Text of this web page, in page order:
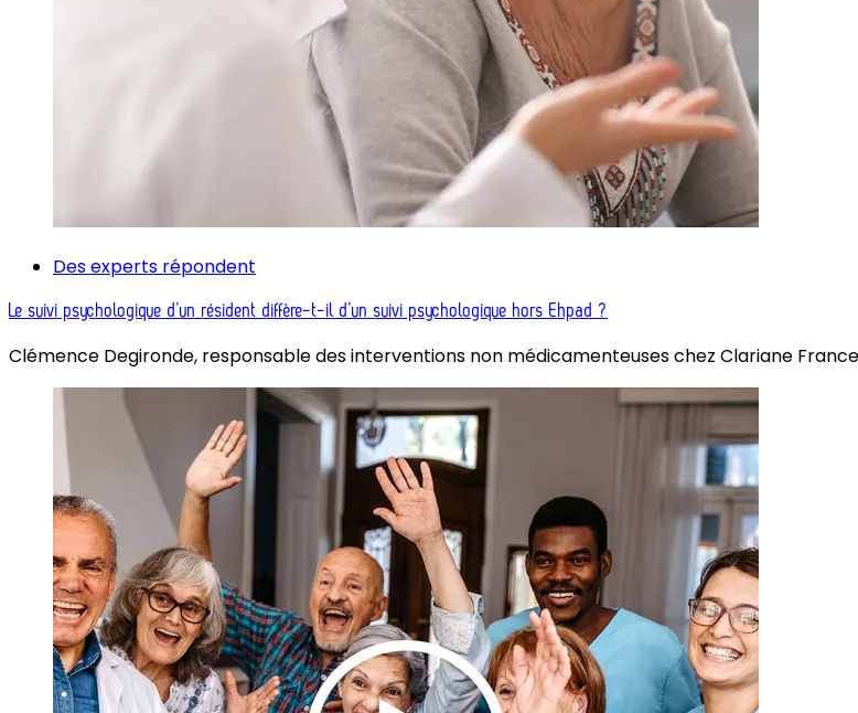
Des experts répondent
Le suivi psychologique d’un résident diffère-t-il d’un suivi psychologique hors Ehpad ?
Clémence Degironde, responsable des interventions non médicamenteuses chez Clariane